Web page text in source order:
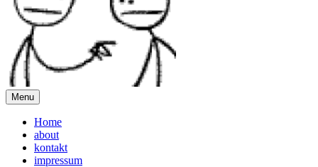
Menu
Home
about
kontakt
impressum